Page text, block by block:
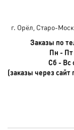
г. Орёл, Старо-
Заказы по
Пн - Пт
Сб - Вс
(заказы через сайт